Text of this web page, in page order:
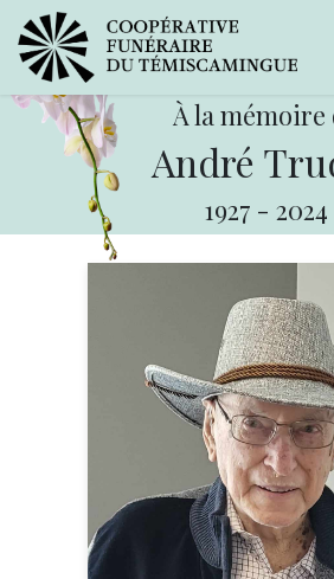
À la mémoire
André
1927 - 2024